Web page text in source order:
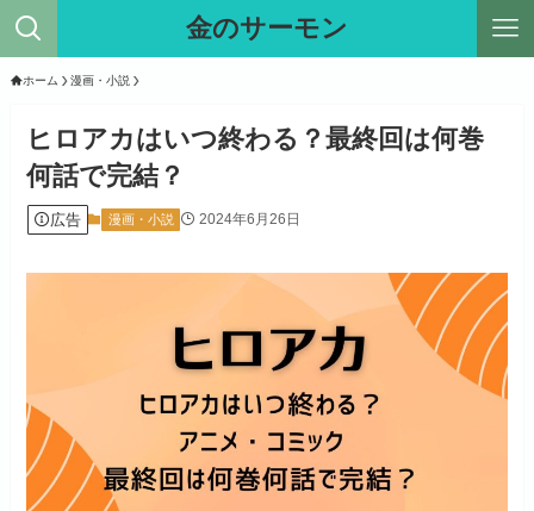
金のサーモン
ホーム 漫画・小説
ヒロアカはいつ終わる？最終回は何巻
何話で完結？
広告 漫画・小説 2024年6月26日